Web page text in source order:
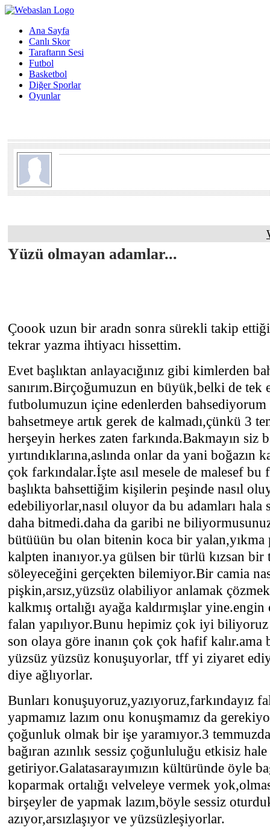
Ana Sayfa
Canlı Skor
Taraftarın Sesi
Futbol
Basketbol
Diğer Sporlar
Oyunlar
Yüzü olmayan adamlar...
Çoook uzun bir aradn sonra sürekli takip
tekrar yazma ihtiyacı hissettim.
Evet başlıktan anlayacığınız gibi kimlerden
sanırım.Birçoğumuzun en büyük,belki de tek
futbolumuzun içine edenlerden
bahsetmeye artık gerek de kalmadı,çünkü 3
herşeyin herkes zaten farkında.Bakmayın siz
yırtındıklarına,aslında onlar da yani boğazın
çok farkındalar.İşte asıl mesele de malesef bu
başlıkta bahsettiğim kişilerin peşinde nasıl
edebiliyorlar,nasıl oluyor da bu adamları
daha bitmedi.daha da garibi ne
bütüüün bu olan bitenin koca bir yalan,yıkma
kalpten inanıyor.ya gülsen bir türlü kızsan bir
söleyeceğini gerçekten bilemiyor.Bir camia
pişkin,arsız,yüzsüz olabiliyor anlamak
kalkmış ortalığı ayağa kaldırmışlar
falan yapılıyor.Bunu hepimiz çok iyi
son olaya göre inanın çok çok hafif kalır.ama
yüzsüz yüzsüz konuşuyorlar, tff yi ziyaret
diye ağlıyorlar.
Bunları konuşuyoruz,yazıyoruz,farkındayız
yapmamız lazım onu konuşmamız da
çoğunluk olmak bir işe yaramıyor.3
bağıran azınlık sessiz çoğunluluğu etkisiz hale
getiriyor.Galatasarayımızın kültüründe öyle
koparmak ortalığı velveleye vermek
birşeyler de yapmak lazım,böyle sessiz
azıyor,arsızlaşıyor ve yüzsüzleşiyorlar.